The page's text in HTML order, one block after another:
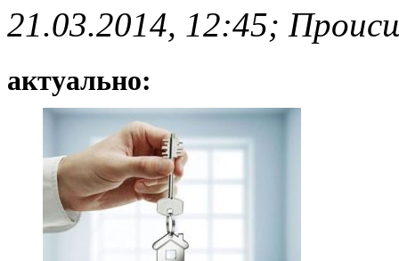
21.03.2014, 12:45;
актуально: